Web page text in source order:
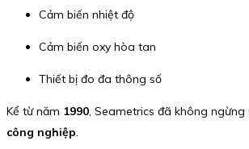
Cảm biến nhiệt độ
Cảm biến oxy hòa tan
Thiết bị đo đa thông số
Kể từ năm 1990, Seametrics đã không
công nghiệp.